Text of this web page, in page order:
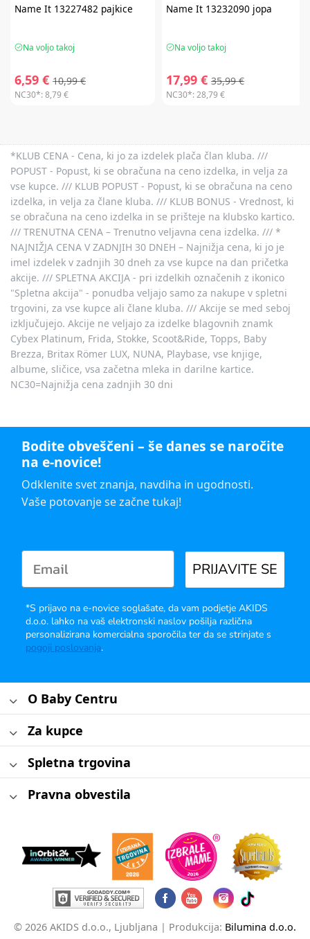
Name It13227482 pajkice
Na voljo takoj
6,59 € 10,99 €
NC30*:8,79 €
Name It13232090 jopa
Na voljo takoj
17,99 € 35,99 €
NC30*:28,79 €
*KLUB CENA - Cena, ki jo za izdelek plača član kluba. ///
POPUST - Popust, ki se obračuna na ceno izdelka, in velja za
vse kupce. /// KLUB POPUST - Popust, ki se obračuna na ceno
izdelka, in velja za člane kluba. /// KLUB BONUS - Vrednost, ki
se obračuna na ceno izdelka in se prišteje na klubsko kartico.
/// TRENUTNA CENA – Trenutno veljavna cena izdelka. /// *
NAJNIŽJA CENA V ZADNJIH 30 DNEH – Najnižja cena, ki jo je
imel izdelek v zadnjih 30 dneh za vse kupce na dan pričetka
akcije. /// SPLETNA AKCIJA - pri izdelkih označenih z ikonico
"Spletna akcija" - ponudba veljajo samo za nakupe v spletni
trgovini, za vse kupce ali člane kluba. /// Akcije se med seboj
izključujejo. Akcije ne veljajo za izdelke blagovnih znamk
Cybex Platinum, Frida, Stokke, Scoot&Ride, Topps, Baby
Brezza, Britax Römer LUX, NUNA, Playbase, vse knjige,
albume, sličice, vsa začetna mleka in darilne kartice.
NC30=Najnižja cena zadnjih 30 dni
Bodite obveščeni – še danes se naročite
na e-novice!
Odklenite svet znanja, navdiha in ugodnosti.
Vaše potovanje se začne tukaj!
PRIJAVITE SE
*S prijavo na e-novice soglašate, da vam podjetje AKIDS
d.o.o. lahko na vaš elektronski naslov pošilja različna
personalizirana komercialna sporočila ter da se strinjate s
pogoji poslovanja.
O Baby Centru
Za kupce
Spletna trgovina
Pravna obvestila
© 2026 AKIDS d.o.o., Ljubljana | Produkcija: Bilumina d.o.o.